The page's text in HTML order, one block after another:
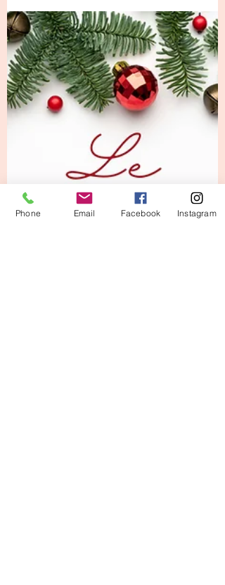
La Fée Kiki
19 déc. 2025
1 min de lecture
✨ 1 jour … 1 Surprise! ✨ Jour 19-
Une journée encore plus magique
créatif est une journée toute particulière…
Une surprise créative, oui, mais aussi une
journée remplie d’émotion , puisque c’est
également l’anniversaire de ma princesse
Phone Email Facebook Instagram